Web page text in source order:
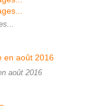
août 2016